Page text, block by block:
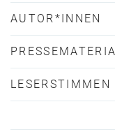
AUTOR*INNEN
LESERSTIMMEN